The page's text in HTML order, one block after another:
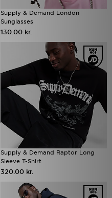
Supply & Demand London
Sunglasses
130.00 kr.
Supply & Demand Raptor Long
Sleeve T-Shirt
320.00 kr.